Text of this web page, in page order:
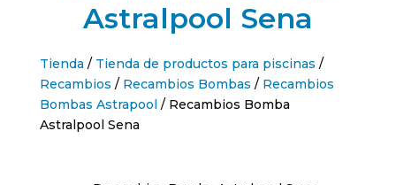
Astralpool Sena
Tienda / Tienda de productos para piscinas /
Recambios / Recambios Bombas / Recambios
Bombas Astrapool/ Recambios Bomba
Astralpool Sena